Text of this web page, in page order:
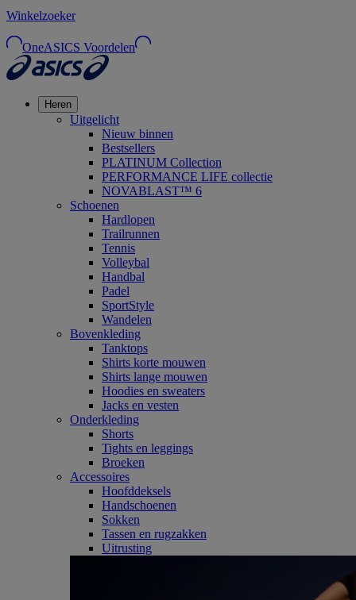
Winkelzoeker
OneASICS Voordelen
Heren
Uitgelicht
Nieuw binnen
Bestsellers
PLATINUM Collection
PERFORMANCE LIFE collectie
NOVABLAST™ 6
Schoenen
Hardlopen
Trailrunnen
Tennis
Volleybal
Handbal
Padel
SportStyle
Wandelen
Bovenkleding
Tanktops
Shirts korte mouwen
Shirts lange mouwen
Hoodies en sweaters
Jacks en vesten
Onderkleding
Shorts
Tights en leggings
Broeken
Accessoires
Hoofddeksels
Handschoenen
Sokken
Tassen en rugzakken
Uitrusting